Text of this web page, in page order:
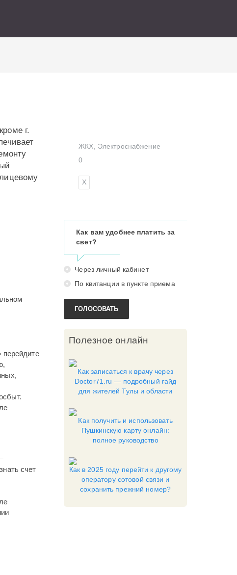
г.
перейдите
счет
ЖКХ
Электроснабжение
0
Х
Как вам удобнее платить за
свет?
Через личный кабинет
По квитанции в пункте приема
ГОЛОСОВАТЬ
Полезное онлайн
Как записаться к врачу через
Doctor71.ru — подробный гайд
для жителей Тулы и области
Как получить и использовать
Пушкинскую карту онлайн:
полное руководство
Как в 2025 году перейти к другому
оператору сотовой связи и
сохранить прежний номер?